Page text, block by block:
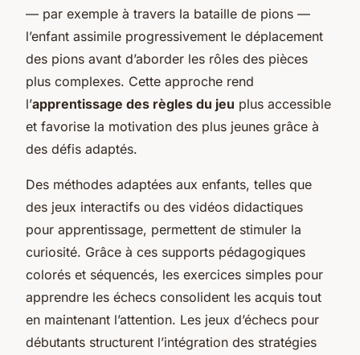
— par exemple à travers la bataille de pions —
l’enfant assimile progressivement le déplacement
des pions avant d’aborder les rôles des pièces
plus complexes. Cette approche rend
l’apprentissage des règles du jeu plus accessible
et favorise la motivation des plus jeunes grâce à
des défis adaptés.
Des méthodes adaptées aux enfants, telles que
des jeux interactifs ou des vidéos didactiques
pour apprentissage, permettent de stimuler la
curiosité. Grâce à ces supports pédagogiques
colorés et séquencés, les exercices simples pour
apprendre les échecs consolident les acquis tout
en maintenant l’attention. Les jeux d’échecs pour
débutants structurent l’intégration des stratégies